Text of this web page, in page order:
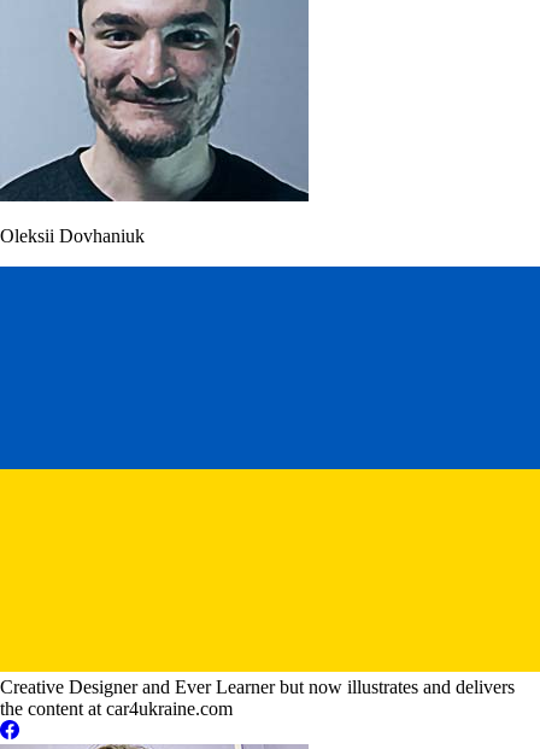
Oleksii Dovhaniuk
Creative Designer and Ever Learner but now illustrates and delivers
the content at car4ukraine.com